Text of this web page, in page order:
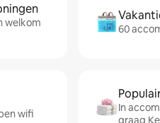
welkom
60
wifi
In
graag